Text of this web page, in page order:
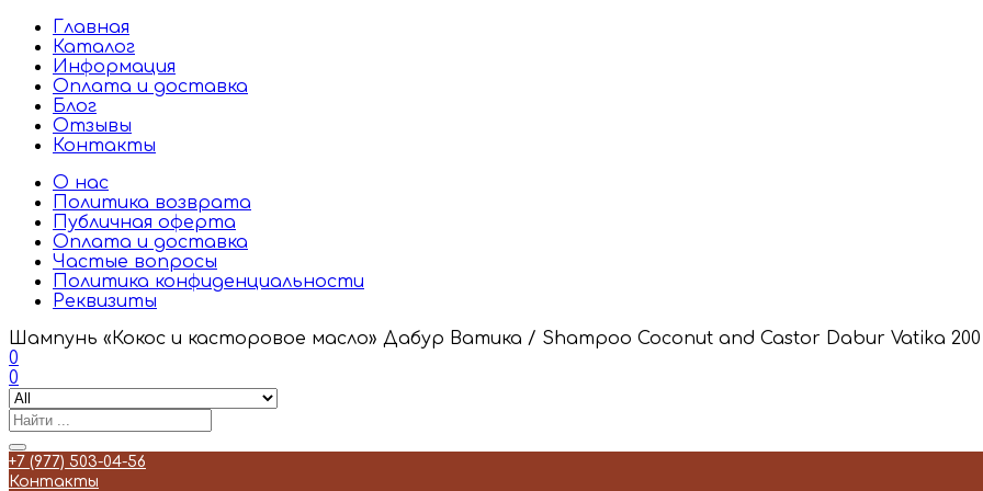
Главная
Каталог
Информация
Оплата и доставка
Блог
Отзывы
Контакты
О нас
Политика возврата
Публичная оферта
Оплата и доставка
Частые вопросы
Политика конфиденциальности
Реквизиты
Шампунь «Кокос и касторовое масло» Дабур Ватика / Shampoo Coconut and Castor Dabur Vatika
0
0
+7 (977) 503-04-56
Контакты